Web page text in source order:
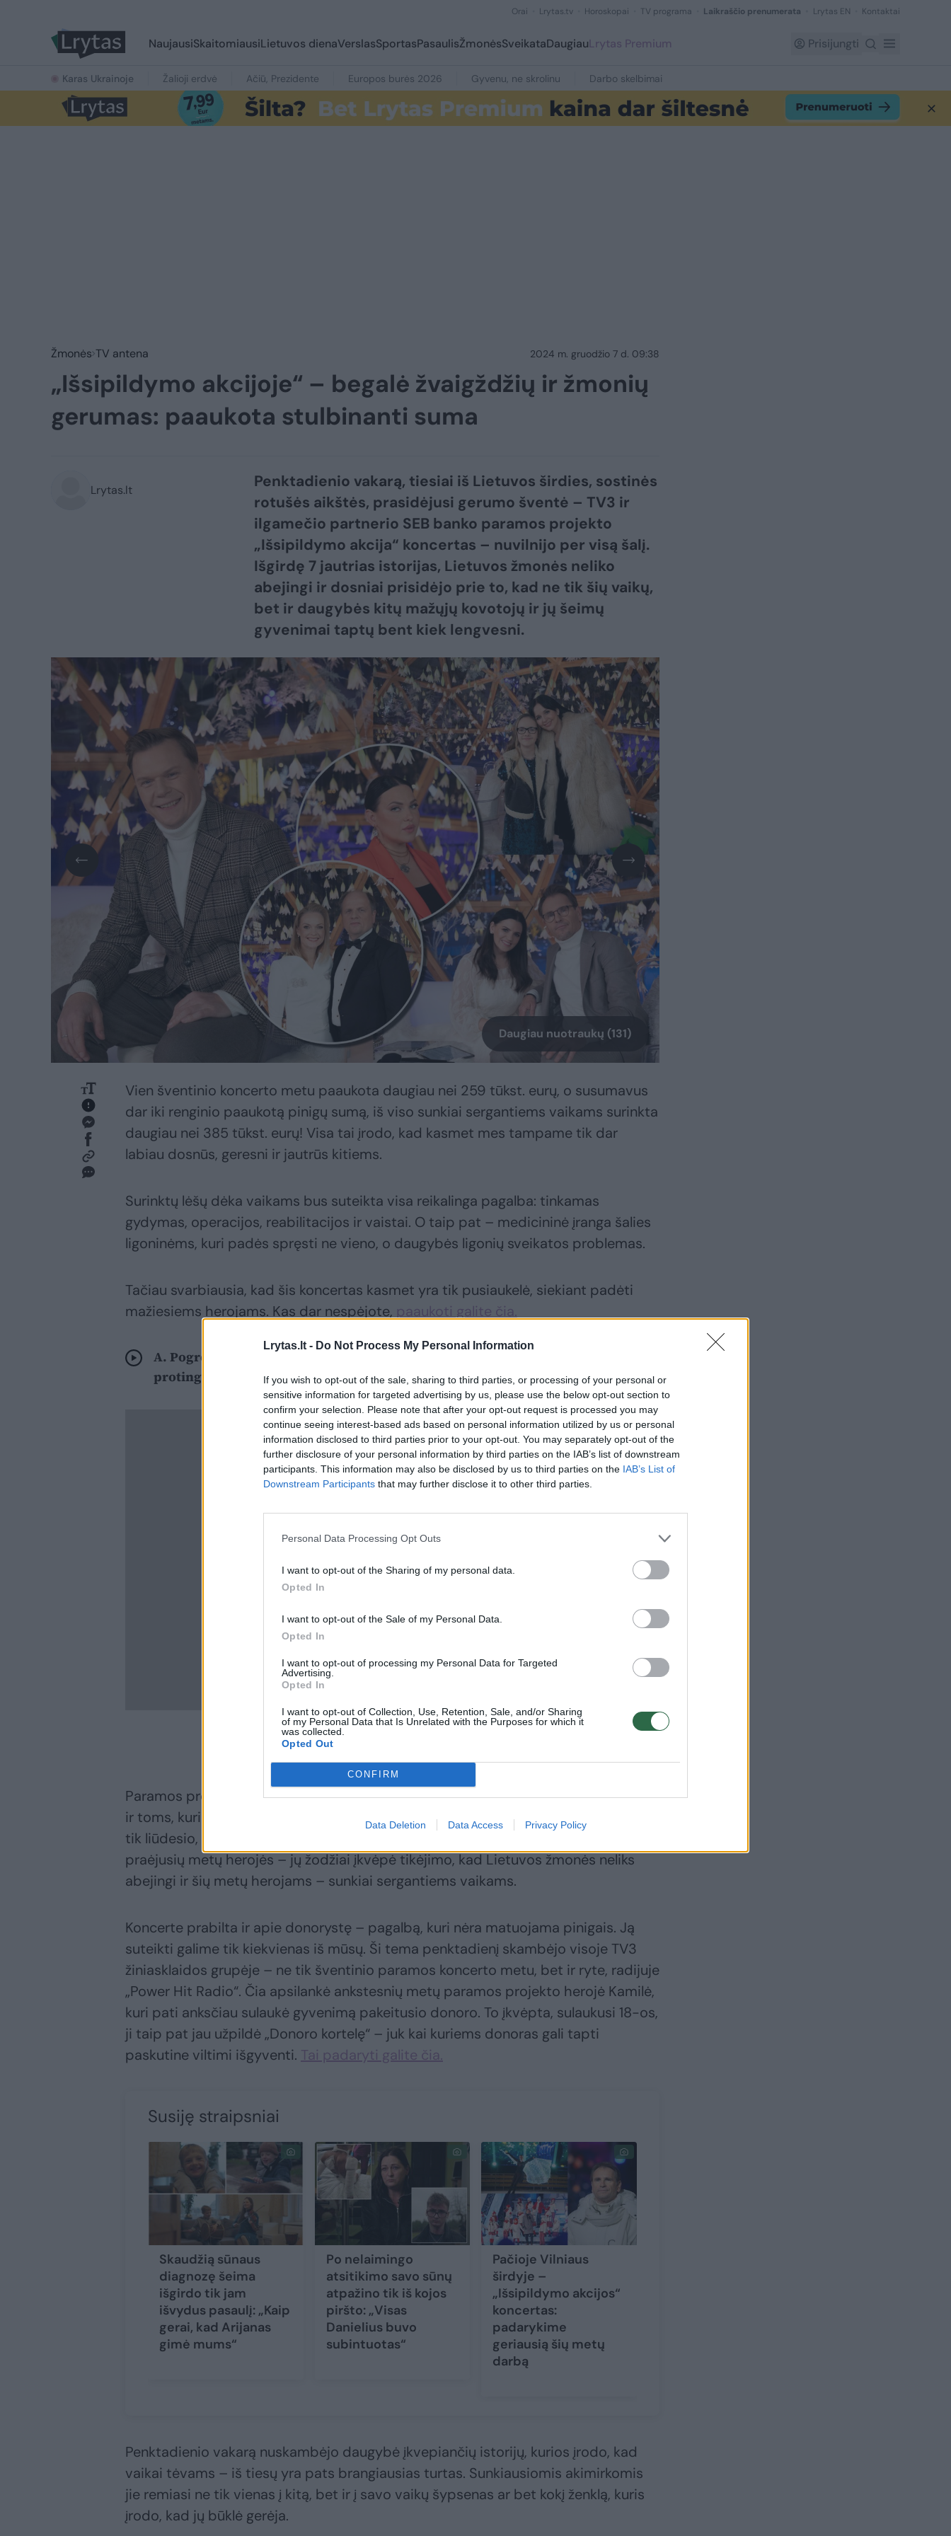
Lrytas.lt - Do Not Process My Personal Information
If you wish to opt-out of the sale, sharing to third parties, or processing of your personal or
sensitive information for targeted advertising by us, please use the below opt-out section to
confirm your selection. Please note that after your opt-out request is processed you may
continue seeing interest-based ads based on personal information utilized by us or personal
information disclosed to third parties prior to your opt-out. You may separately opt-out of the
further disclosure of your personal information by third parties on the IAB’s list of downstream
participants. This information may also be disclosed by us to third parties on the IAB’s List of
Downstream Participants that may further disclose it to other third parties.
Personal Data Processing Opt Outs
I want to opt-out of the Sharing of my personal data.
Opted In
I want to opt-out of the Sale of my Personal Data.
Opted In
I want to opt-out of processing my Personal Data for Targeted
Advertising.
Opted In
I want to opt-out of Collection, Use, Retention, Sale, and/or Sharing
of my Personal Data that Is Unrelated with the Purposes for which it
was collected.
Opted Out
CONFIRM
Data Deletion Data Access Privacy Policy
Orai Lrytas.tv Horoskopai TV programa Laikraščio prenumerata Lrytas EN Kontaktai
NaujausiSkaitomiausiLietuvos dienaVerslasSportasPasaulisŽmonėsSveikataDaugiauLrytas Premium Prisijungti
Karas Ukrainoje Žalioji erdvė Ačiū, Prezidente Europos burės 2026 Gyvenu, ne skrolinu Darbo skelbimai
Žmonės TV antena 2024 m. gruodžio 7 d. 09:38
„Išsipildymo akcijoje“ – begalė žvaigždžių ir žmonių
gerumas: paaukota stulbinanti suma
Lrytas.lt
Penktadienio vakarą, tiesiai iš Lietuvos širdies, sostinės
rotušės aikštės, prasidėjusi gerumo šventė – TV3 ir
ilgamečio partnerio SEB banko paramos projekto
„Išsipildymo akcija“ koncertas – nuvilnijo per visą šalį.
Išgirdę 7 jautrias istorijas, Lietuvos žmonės neliko
abejingi ir dosniai prisidėjo prie to, kad ne tik šių vaikų,
bet ir daugybės kitų mažųjų kovotojų ir jų šeimų
gyvenimai taptų bent kiek lengvesni.
Daugiau nuotraukų (131)
Vien šventinio koncerto metu paaukota daugiau nei 259 tūkst. eurų, o susumavus
dar iki renginio paaukotą pinigų sumą, iš viso sunkiai sergantiems vaikams surinkta
daugiau nei 385 tūkst. eurų! Visa tai įrodo, kad kasmet mes tampame tik dar
labiau dosnūs, geresni ir jautrūs kitiems.
Surinktų lėšų dėka vaikams bus suteikta visa reikalinga pagalba: tinkamas
gydymas, operacijos, reabilitacijos ir vaistai. O taip pat – medicininė įranga šalies
ligoninėms, kuri padės spręsti ne vieno, o daugybės ligonių sveikatos problemas.
Tačiau svarbiausia, kad šis koncertas kasmet yra tik pusiaukelė, siekiant padėti
mažiesiems herojams. Kas dar nespėjote, paaukoti galite čia.
A. Pogrebnojus atvirai – apie gerokai jaunesnę mylimąją: „Geriau jauna, graži ir
protinga, negu sena ir durna“
Paramos projekto koncertas buvo skirtas šeimoms – toms, kurios reikia pagalbos,
ir toms, kurios aukoja, kad jiems padėtų. Todėl buvo nubraukta ne viena ašara – ne
tik liūdesio, bet ir džiaugsmo. Apie savo pasikeitusius gyvenimus pasakojo ir
praėjusių metų herojės – jų žodžiai įkvėpė tikėjimo, kad Lietuvos žmonės neliks
abejingi ir šių metų herojams – sunkiai sergantiems vaikams.
Koncerte prabilta ir apie donorystę – pagalbą, kuri nėra matuojama pinigais. Ją
suteikti galime tik kiekvienas iš mūsų. Ši tema penktadienį skambėjo visoje TV3
žiniasklaidos grupėje – ne tik šventinio paramos koncerto metu, bet ir ryte, radijuje
„Power Hit Radio“. Čia apsilankė ankstesnių metų paramos projekto herojė Kamilė,
kuri pati anksčiau sulaukė gyvenimą pakeitusio donoro. To įkvėpta, sulaukusi 18-os,
ji taip pat jau užpildė „Donoro kortelę“ – juk kai kuriems donoras gali tapti
paskutine viltimi išgyventi. Tai padaryti galite čia.
Susiję straipsniai
Skaudžią sūnaus
diagnozę šeima
išgirdo tik jam
išvydus pasaulį: „Kaip
gerai, kad Arijanas
gimė mums“
Po nelaimingo
atsitikimo savo sūnų
atpažino tik iš kojos
piršto: „Visas
Danielius buvo
subintuotas“
Pačioje Vilniaus
širdyje –
„Išsipildymo akcijos“
koncertas:
padarykime
geriausią šių metų
darbą
Penktadienio vakarą nuskambėjo daugybė įkvepiančių istorijų, kurios įrodo, kad
vaikai tėvams – iš tiesų yra pats brangiausias turtas. Sunkiausiomis akimirkomis
jie remiasi ne tik vienas į kitą, bet ir į savo vaikų šypsenas ar bet kokį ženklą, kuris
įrodo, kad jų būklė gerėja.